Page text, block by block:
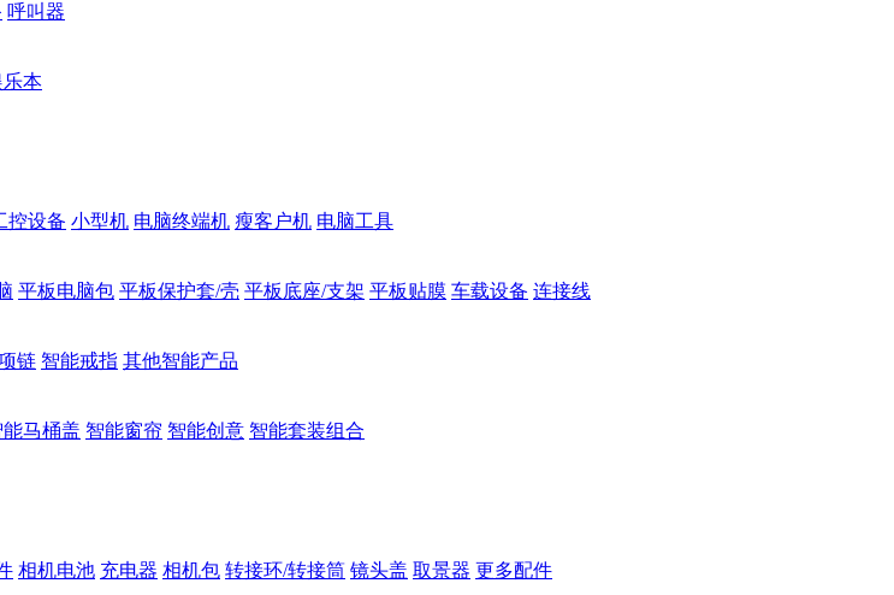
呼叫器
本
控设备 小型机 电脑终端机 瘦客户机 电脑工具
平板电脑包 平板保护套/壳 平板底座/支架 平板贴膜 车载设备 连接线
链 智能戒指 其他智能产品
能马桶盖 智能窗帘 智能创意 智能套装组合
相机电池 充电器 相机包 转接环/转接筒 镜头盖 取景器 更多配件